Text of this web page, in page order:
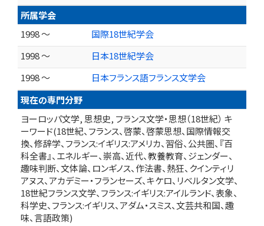
所属学会
1998 ～
国際18世紀学会
1998 ～
日本18世紀学会
1998 ～
日本フランス語フランス文学会
現在の専門分野
ヨーロッパ文学, 思想史, フランス文学・思想（18世紀） キ
ーワード(18世紀、フランス、啓蒙、啓蒙思想、国際情報交
換、修辞学、フランス:イギリス:アメリカ、習俗、公共圏、『百
科全書』、エネルギー、崇高、近代、教養教育、ジェンダー、
趣味判断、文体論、ロンギノス、作法書、熱狂、クインティリ
アヌス、アカデミー・フランセーズ、キケロ、リベルタン文学、
18世紀フランス文学、フランス:イギリス:アイルランド、表象、
科学史、フランス:イギリス、アダム・スミス、文芸共和国、趣
味、言語政策)